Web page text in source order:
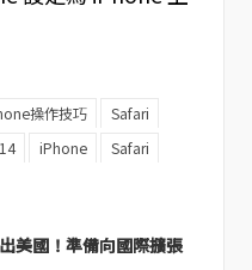
操作技巧 Safari
iPhone Safari
美國！準備向國際擴張